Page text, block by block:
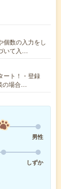
個数の入力をし
いて入…
ート！・登録
の場合…
男性
しずか